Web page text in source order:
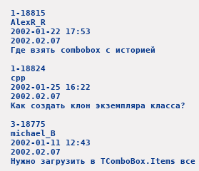
1-18815
AlexR_R
2002-01-22 17:53
2002.02.07
Где взять combobox c историей
1-18824
cpp
2002-01-25 16:22
2002.02.07
Как создать клон экземпляра класса?
3-18775
michael_B
2002-01-11 12:43
2002.02.07
Нужно загрузить в TComboBox.Items все